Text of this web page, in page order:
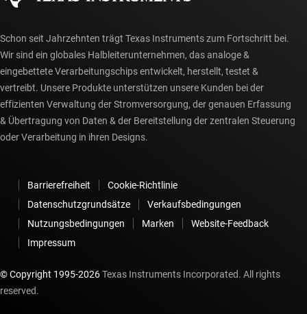
Schon seit Jahrzehnten trägt Texas Instruments zum Fortschritt bei.
Wir sind ein globales Halbleiterunternehmen, das analoge &
eingebettete Verarbeitungschips entwickelt, herstellt, testet &
vertreibt. Unsere Produkte unterstützen unsere Kunden bei der
effizienten Verwaltung der Stromversorgung, der genauen Erfassung
& Übertragung von Daten & der Bereitstellung der zentralen Steuerung
oder Verarbeitung in ihren Designs.
Barrierefreiheit
Cookie-Richtlinie
Datenschutzgrundsätze
Verkaufsbedingungen
Nutzungsbedingungen
Marken
Website-Feedback
Impressum
© Copyright 1995-2026Texas Instruments Incorporated. All rights
reserved.